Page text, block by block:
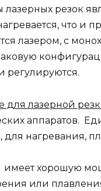
лазерных резок
что и
лазером, с
регулируются.
для лазерной
аппаратов.
для нагревания,
имеет хорошую
или